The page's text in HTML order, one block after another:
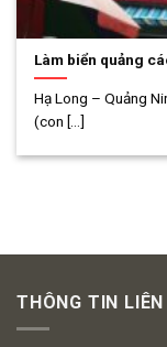
Làm biển quảng
Hạ Long – Quảng
(con [...]
THÔNG TIN LIÊN